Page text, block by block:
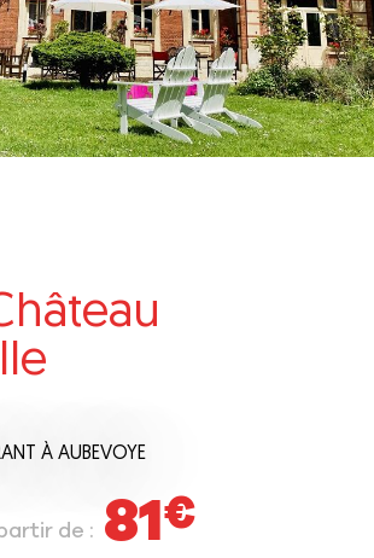
À AUBEVOYE
de : 81 €